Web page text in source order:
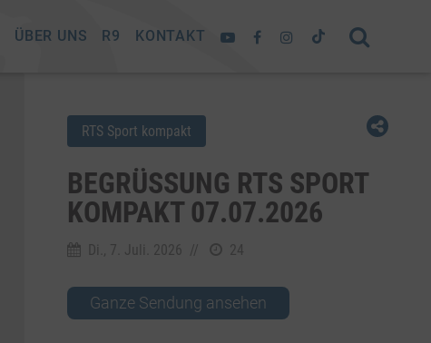
ÜBER UNS R9 KONTAKT
RTS Sport kompakt
BEGRÜSSUNG RTS SPORT K
OMPAKT 07.07.2026
Di., 7. Juli. 2026 // 24
Ganze Sendung ansehen